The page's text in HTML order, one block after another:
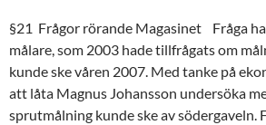
§21 Frågor rörande Magasinet Fråga
målare, som 2003 hade tillfrågats om
kunde ske våren 2007. Med tanke på
att låta Magnus Johansson undersöka
sprutmålning kunde ske av södergaveln.